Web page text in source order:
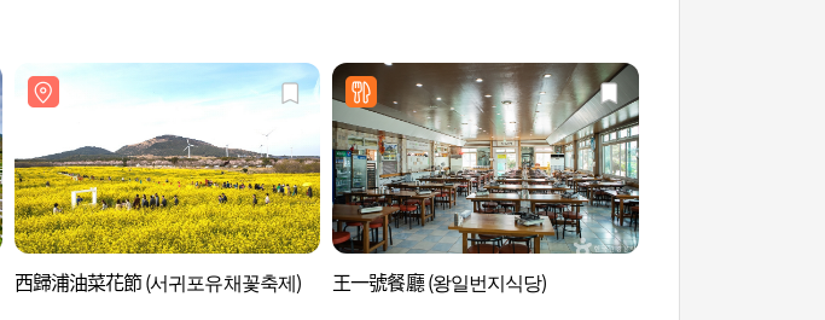
西歸浦油菜花節 (서귀포유채꽃축제) 王一號餐廳 (왕일번지식당)